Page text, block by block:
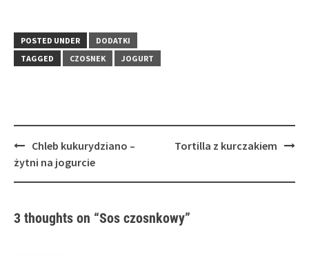
in
new
window)
window)in
new
window)
POSTED UNDER
DODATKI
TAGGED
CZOSNEK JOGURT
Post
navigation
Chleb kukurydziano –
żytni na jogurcie
Tortilla z kurczakiem
3 thoughts on “Sos czosnkowy”